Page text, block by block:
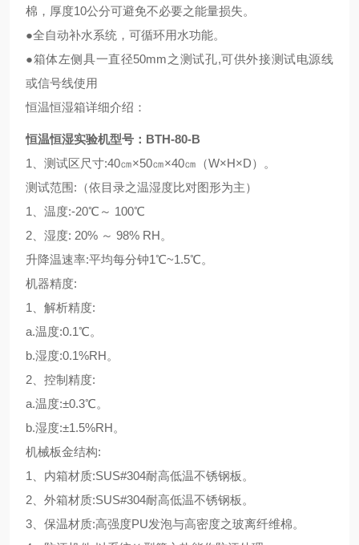
棉，厚度10公分可避免不必要之能量损失。
●全自动补水系统，可循环用水功能。
●箱体左侧具一直径50mm之测试孔,可供外接测试电源线
或信号线使用
恒温恒湿箱详细介绍：
恒温恒湿实验机型号：BTH-80-B
1
、测试区尺寸:40㎝×50㎝×40㎝ （W×H×D）
。
测试范围 :（依目录之温湿度比对图形为主）
1
、温度:-20℃ ～ 100℃
2 、湿度: 20% ～ 98% RH。
升降温速率:平均每分钟1℃~1.5℃。
机器精度:
1
、解析精度:
a.温度:0.1℃。
b.湿度:0.1%RH。
2 、控制精度:
a.温度:±0.3℃。
b.湿度:±1.5%RH。
机械板金结构:
1
、内箱材质:SUS#304耐高低温不锈钢板。
2 、外箱材质:SUS#304耐高低温不锈钢板。
3 、保温材质:高强度PU发泡与高密度之玻离纤维棉。